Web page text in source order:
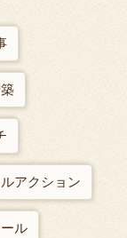
アクション
ル